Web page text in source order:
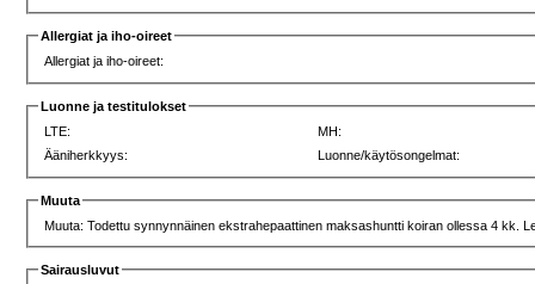
Allergiat ja iho-oireet
Allergiat ja iho-oireet:
Luonne ja testitulokset
LTE:
MH:
Ääniherkkyys:
Luonne/käytösongelmat:
Muuta
Muuta: Todettu synnynnäinen ekstrahepaattinen maksashuntti koiran ollessa 4 kk.
Sairausluvut